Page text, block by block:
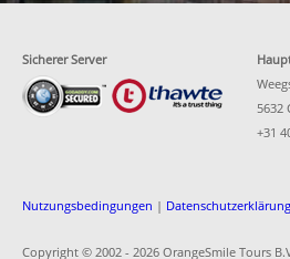
Sicherer Server
5632
+31
Nutzungsbedingungen |
Copyright © 2002 - 2026 OrangeSmile Tours